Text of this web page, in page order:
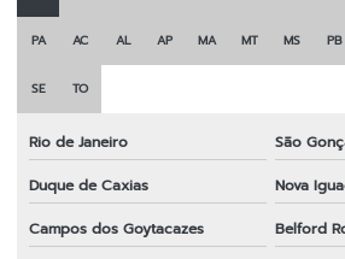
Lâmina para roçadeira tekna
Lâmina para roçadeira terra
Lâmina para roçadeira toyama
Lâmina para roçadeira vulcan
Lâminas para roçadeiras a gasolina
PA AC AL AP MA MT MS PB
SE TO
Rio de Janeiro
São
Duque de Caxias
Nova
Campos dos Goytacazes
Belford